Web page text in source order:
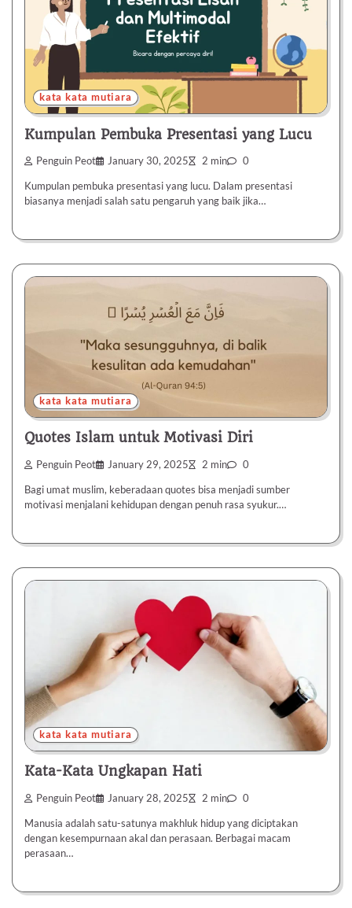
kata kata mutiara
Kumpulan Pembuka Presentasi yang Lucu
Penguin Peot January 30, 2025 2 min 0
Kumpulan pembuka presentasi yang lucu. Dalam presentasi
biasanya menjadi salah satu pengaruh yang baik jika…
kata kata mutiara
Quotes Islam untuk Motivasi Diri
Penguin Peot January 29, 2025 2 min 0
Bagi umat muslim, keberadaan quotes bisa menjadi sumber
motivasi menjalani kehidupan dengan penuh rasa syukur.…
kata kata mutiara
Kata-Kata Ungkapan Hati
Penguin Peot January 28, 2025 2 min 0
Manusia adalah satu-satunya makhluk hidup yang diciptakan
dengan kesempurnaan akal dan perasaan. Berbagai macam
perasaan…